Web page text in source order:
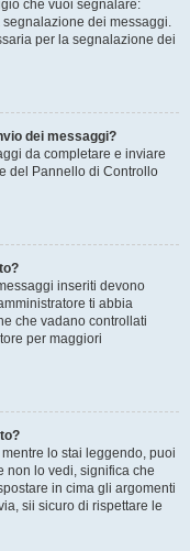
che vuoi segnalare:
dei messaggi.
per la segnalazione dei
dei messaggi?
da completare e inviare
del Pannello di Controllo
inseriti devono
ti abbia
che vadano controllati
per maggiori
lo stai leggendo, puoi
non lo vedi, significa che
in cima gli argomenti
sii sicuro di rispettare le